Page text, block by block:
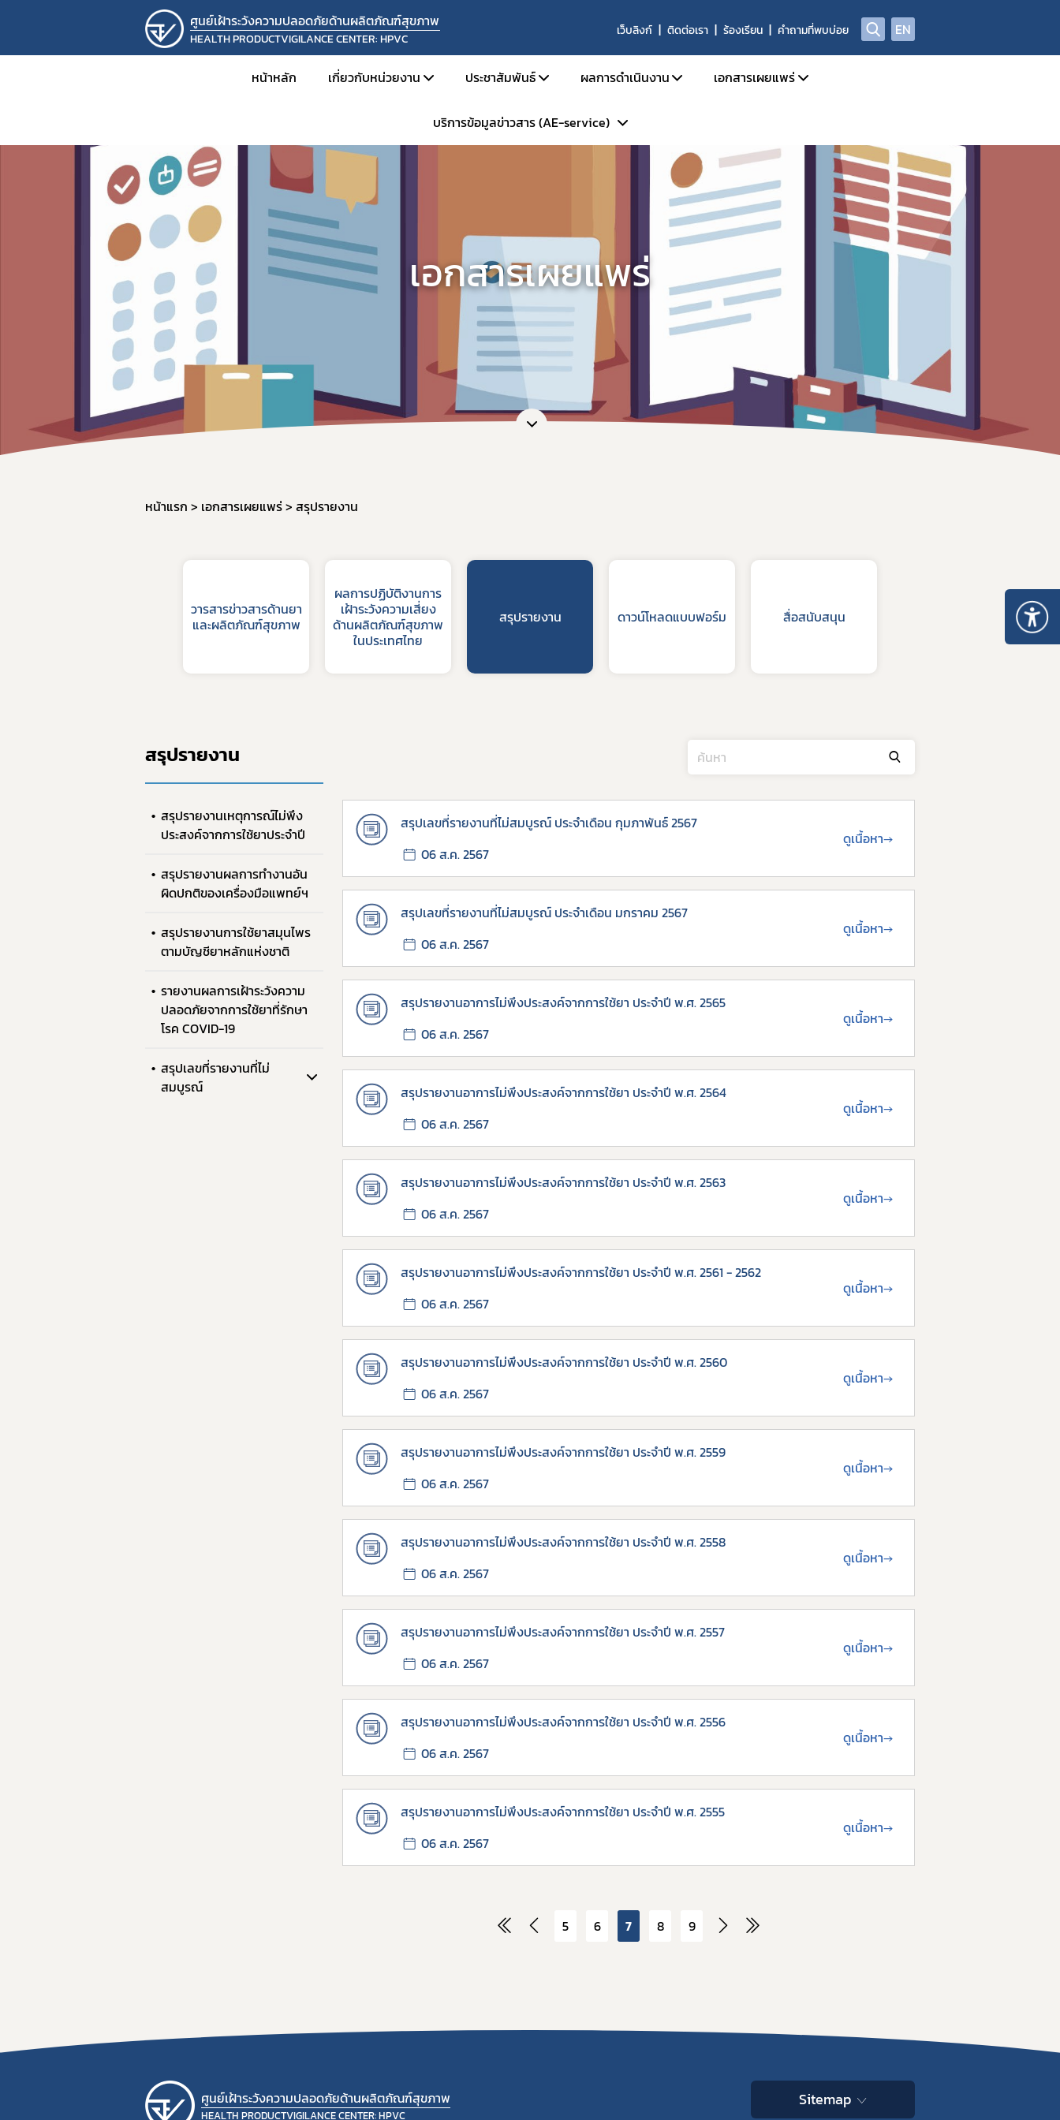
ศูนย์เฝ้าระวังความปลอดภัยด้านผลิตภัณฑ์สุขภาพ
HEALTH PRODUCTVIGILANCE CENTER: HPVC
เว็บลิงก์ ติดต่อเรา ร้องเรียน คำถามที่พบบ่อย EN
หน้าหลัก เกี่ยวกับหน่วยงาน
ประวัติความเป็นมา
บทบาทหน้าที่
ประชาสัมพันธ์
ข่าวด้านความปลอดภัย
ถาม - ตอบ (Q&A)
ผลการดำเนินงาน
ผลการดำเนินงานประจำเดือน
ผลการดำเนินงานประจำปี
ผลการประเมินระบบการรายงาน AE
สรุปสถิติรายงาน ADR/AE
ข้อมูลแลกเปลี่ยน ASEAN Post Marketing Alert System PMAS
WHO Rapid Alert
การแลกเปลี่ยนข้อมูลการเฝ้าระวังความปลอดภัยด้านยากับเครือข่าย (South – East Asia
เอกสารเผยแพร่
วารสารข่าวสารด้านยาและผลิตภัณฑ์สุขภาพ
คู่มือแนวทาง
สรุปรายงานเหตุการณ์ไม่พึงประสงค์จากการใช้ยาประจำปี
สรุปรายงานผลการทำงานอันผิดปกติของเครื่องมือแพทย์ฯ
สรุปรายงานการใช้ยาสมุนไพรตามบัญชียาหลักแห่งชาติ
รายงานผลการเฝ้าระวังความปลอดภัยจากการใช้ยาที่รักษาโรค
คลังความรู้และสื่อวิดีทัศน์
Infographic ผลิตภัณฑ์สุขภาพ
สรุปเลขที่รายงานที่ไม่สมบูรณ์
บริการข้อมูลข่าวสาร (AE-service)
เอกสารเผยแพร่
หน้าแรก เอกสารเผยแพร่ สรุปรายงาน
วารสารข่าวสารด้านยา
และผลิตภัณฑ์สุขภาพ
ผลการปฏิบัติงานการ
เฝ้าระวังความเสี่ยง
ด้านผลิตภัณฑ์สุขภาพ
ในประเทศไทย
สรุปรายงาน ดาวน์โหลดแบบฟอร์ม สื่อสนับสนุน
สรุปรายงาน
สรุปรายงานเหตุการณ์ไม่พึง
ประสงค์จากการใช้ยาประจำปี
สรุปรายงานผลการทำงานอัน
ผิดปกติของเครื่องมือแพทย์ฯ
สรุปรายงานการใช้ยาสมุนไพร
ตามบัญชียาหลักแห่งชาติ
รายงานผลการเฝ้าระวังความ
ปลอดภัยจากการใช้ยาที่รักษา
โรค COVID-19
สรุปเลขที่รายงานที่ไม่
สมบูรณ์
สรุปเลขที่รายงานที่ไม่สมบูรณ์ ประจำเดือน กุมภาพันธ์ 2567
06 ส.ค. 2567
ดูเนื้อหา→
สรุปเลขที่รายงานที่ไม่สมบูรณ์ ประจำเดือน มกราคม 2567
06 ส.ค. 2567
ดูเนื้อหา→
สรุปรายงานอาการไม่พึงประสงค์จากการใช้ยา ประจำปี พ.ศ. 2565
06 ส.ค. 2567
ดูเนื้อหา→
สรุปรายงานอาการไม่พึงประสงค์จากการใช้ยา ประจำปี พ.ศ. 2564
06 ส.ค. 2567
ดูเนื้อหา→
สรุปรายงานอาการไม่พึงประสงค์จากการใช้ยา ประจำปี พ.ศ. 2563
06 ส.ค. 2567
ดูเนื้อหา→
สรุปรายงานอาการไม่พึงประสงค์จากการใช้ยา ประจำปี พ.ศ. 2561 - 2562
06 ส.ค. 2567
ดูเนื้อหา→
สรุปรายงานอาการไม่พึงประสงค์จากการใช้ยา ประจำปี พ.ศ. 2560
06 ส.ค. 2567
ดูเนื้อหา→
สรุปรายงานอาการไม่พึงประสงค์จากการใช้ยา ประจำปี พ.ศ. 2559
06 ส.ค. 2567
ดูเนื้อหา→
สรุปรายงานอาการไม่พึงประสงค์จากการใช้ยา ประจำปี พ.ศ. 2558
06 ส.ค. 2567
ดูเนื้อหา→
สรุปรายงานอาการไม่พึงประสงค์จากการใช้ยา ประจำปี พ.ศ. 2557
06 ส.ค. 2567
ดูเนื้อหา→
สรุปรายงานอาการไม่พึงประสงค์จากการใช้ยา ประจำปี พ.ศ. 2556
06 ส.ค. 2567
ดูเนื้อหา→
สรุปรายงานอาการไม่พึงประสงค์จากการใช้ยา ประจำปี พ.ศ. 2555
06 ส.ค. 2567
ดูเนื้อหา→
5 6 7 8 9
ศูนย์เฝ้าระวังความปลอดภัยด้านผลิตภัณฑ์สุขภาพ
HEALTH PRODUCTVIGILANCE CENTER: HPVC
Sitemap
Subscribe
เลือกหัวข้อที่ท่านต้องการ Subscribe